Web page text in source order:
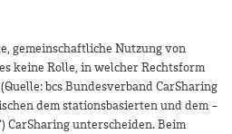
gemeinschaftliche Nutzung von
keine Rolle, in welcher Rechtsform
bcs Bundesverband CarSharing
dem stationsbasierten und dem -
CarSharing unterscheiden. Beim